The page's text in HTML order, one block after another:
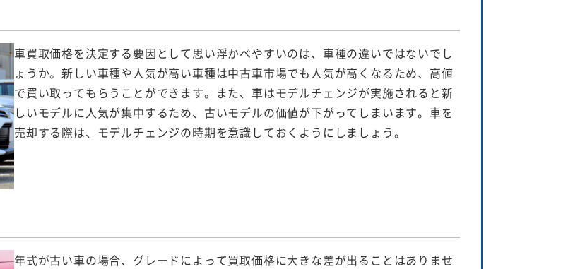
車買取価格を決定する要因として思い浮かべやすいのは、車種の違いではないでし
ょうか。新しい車種や人気が高い車種は中古車市場でも人気が高くなるため、高値
で買い取ってもらうことができます。また、車はモデルチェンジが実施されると新
しいモデルに人気が集中するため、古いモデルの価値が下がってしまいます。車を
売却する際は、モデルチェンジの時期を意識しておくようにしましょう。
年式が古い車の場合、グレードによって買取価格に大きな差が出ることはありませ